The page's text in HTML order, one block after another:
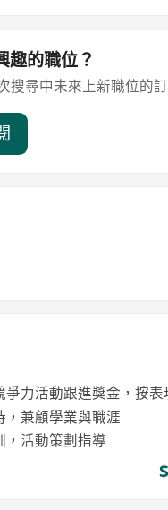
趣的職位？
搜尋中未來上新職位的
爭力活動跟進獎金，按表
，兼顧學業與職涯
，活動策劃指導